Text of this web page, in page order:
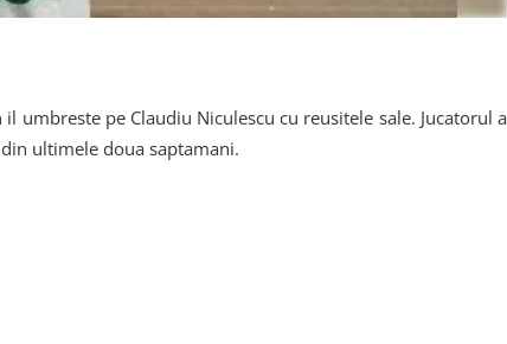
umbreste pe Claudiu Niculescu cu reusitele sale. Jucatorul a
ultimele doua saptamani.